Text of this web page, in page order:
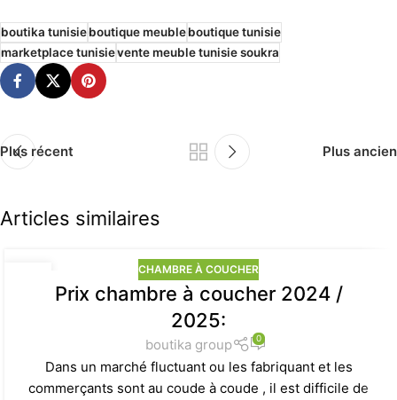
boutika tunisieboutique meubleboutique tunisie
marketplace tunisievente meuble tunisie soukra
Plus récent Plus ancien
Articles similaires
CHAMBRE À COUCHER
Prix chambre à coucher 2024 /
2025:
boutika group 0
Dans un marché fluctuant ou les fabriquant et les
commerçants sont au coude à coude , il est difficile de